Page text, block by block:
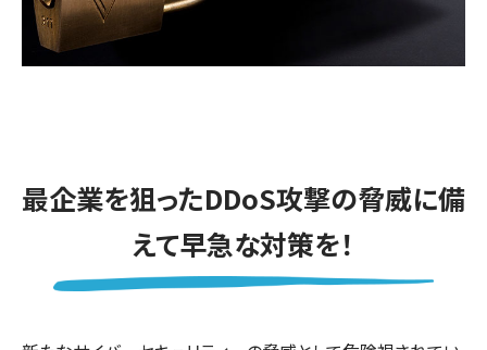
最企業を狙ったDDoS攻撃の脅威に備
えて早急な対策を！